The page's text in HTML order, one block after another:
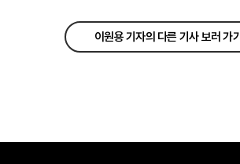
이원용 기자의 다른 기사 보러 가기